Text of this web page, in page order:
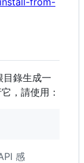
目錄生成一
，請使用：
感